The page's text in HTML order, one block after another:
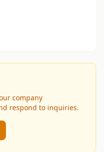
company
respond to inquiries.